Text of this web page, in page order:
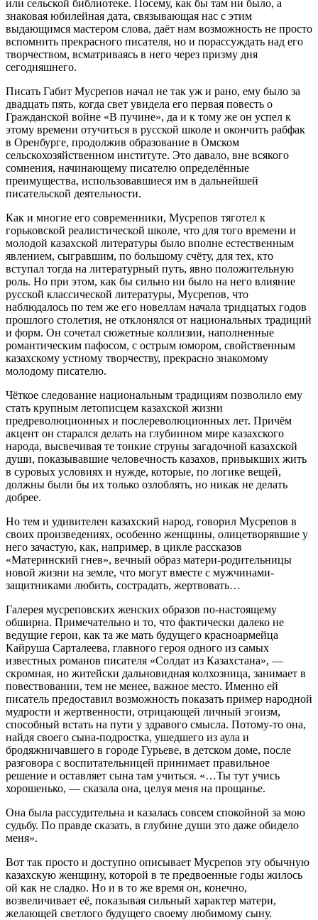
или сельской библиотеке. Посему, как бы там ни было, а
знаковая юбилейная дата, связывающая нас с этим
выдающимся мастером слова, даёт нам возможность не просто
вспомнить прекрасного писателя, но и порассуждать над его
творчеством, всматриваясь в него через призму дня
сегодняшнего.
Писать Габит Мусрепов начал не так уж и рано, ему было за
двадцать пять, когда свет увидела его первая повесть о
Гражданской войне «В пучине», да и к тому же он успел к
этому времени отучиться в русской школе и окончить рабфак
в Оренбурге, продолжив образование в Омском
сельскохозяйственном институте. Это давало, вне всякого
сомнения, начинающему писателю определённые
преимущества, использовавшиеся им в дальнейшей
писательской деятельности.
Как и многие его современники, Мусрепов тяготел к
горьковской реалистической школе, что для того времени и
молодой казахской литературы было вполне естественным
явлением, сыгравшим, по большому счёту, для тех, кто
вступал тогда на литературный путь, явно положительную
роль. Но при этом, как бы сильно ни было на него влияние
русской классической литературы, Мусрепов, что
наблюдалось по тем же его новеллам начала тридцатых годов
прошлого столетия, не отклонялся от национальных традиций
и форм. Он сочетал сюжетные коллизии, наполненные
романтическим пафосом, с острым юмором, свойственным
казахскому устному творчеству, прекрасно знакомому
молодому писателю.
Чёткое следование национальным традициям позволило ему
стать крупным летописцем казахской жизни
предреволюционных и послереволюционных лет. Причём
акцент он старался делать на глубинном мире казахского
народа, высвечивая те тонкие струны загадочной казахской
души, показывавшие человечность казахов, привыкших жить
в суровых условиях и нужде, которые, по логике вещей,
должны были бы их только озлоблять, но никак не делать
добрее.
Но тем и удивителен казахский народ, говорил Мусрепов в
своих произведениях, особенно женщины, олицетворявшие у
него зачастую, как, например, в цикле рассказов
«Материнский гнев», вечный образ матери-родительницы
новой жизни на земле, что могут вместе с мужчинами-
защитниками любить, сострадать, жертвовать…
Галерея мусреповских женских образов по-настоящему
обширна. Примечательно и то, что фактически далеко не
ведущие герои, как та же мать будущего красноармейца
Кайруша Сарталеева, главного героя одного из самых
известных романов писателя «Солдат из Казахстана», —
скромная, но житейски дальновидная колхозница, занимает в
повествовании, тем не менее, важное место. Именно ей
писатель предоставил возможность показать пример народной
мудрости и жертвенности, отрицающей личный эгоизм,
способный встать на пути у здравого смысла. Потому-то она,
найдя своего сына-подростка, ушедшего из аула и
бродяжничавшего в городе Гурьеве, в детском доме, после
разговора с воспитательницей принимает правильное
решение и оставляет сына там учиться. «…Ты тут учись
хорошенько, — сказала она, целуя меня на прощанье.
Она была рассудительна и казалась совсем спокойной за мою
судьбу. По правде сказать, в глубине души это даже обидело
меня».
Вот так просто и доступно описывает Мусрепов эту обычную
казахскую женщину, которой в те предвоенные годы жилось
ой как не сладко. Но и в то же время он, конечно,
возвеличивает её, показывая сильный характер матери,
желающей светлого будущего своему любимому сыну.